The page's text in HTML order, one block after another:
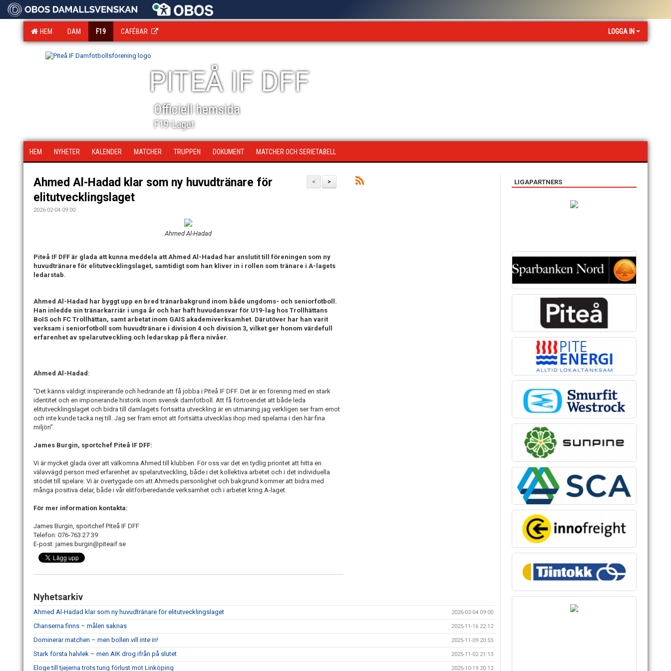
HEM DAM F19 CAFÉBAR LOGGA IN
PITEÅ IF DFF
Officiell hemsida
F19-Laget
HEM NYHETER KALENDER MATCHER TRUPPEN DOKUMENT MATCHER OCH SERIETABELL
>
<
Ahmed Al-Hadad klar som ny huvudtränare för
elitutvecklingslaget
2026-02-04 09:00
Ahmed Al-Hadad
Piteå IF DFF är glada att kunna meddela att Ahmed Al-Hadad har anslutit till föreningen som ny
huvudtränare för elitutvecklingslaget, samtidigt som han kliver in i rollen som tränare i A-lagets
ledarstab.
Ahmed Al-Hadad har byggt upp en bred tränarbakgrund inom både ungdoms- och seniorfotboll.
Han inledde sin tränarkarriär i unga år och har haft huvudansvar för U19-lag hos Trollhättans
BoIS och FC Trollhättan, samt arbetat inom GAIS akademiverksamhet. Därutöver har han varit
verksam i seniorfotboll som huvudtränare i division 4 och division 3, vilket ger honom värdefull
erfarenhet av spelarutveckling och ledarskap på flera nivåer.
Ahmed Al-Hadad:
”Det känns väldigt inspirerande och hedrande att få jobba i Piteå IF DFF. Det är en förening med en stark
identitet och en imponerande historik inom svensk damfotboll. Att få förtroendet att både leda
elitutvecklingslaget och bidra till damlagets fortsatta utveckling är en utmaning jag verkligen ser fram emot
och inte kunde tacka nej till. Jag ser fram emot att fortsätta utvecklas ihop med spelarna i den här fina
miljön”.
James Burgin, sportchef Piteå IF DFF:
Vi är mycket glada över att välkomna Ahmed till klubben. För oss var det en tydlig prioritet att hitta en
välavvägd person med erfarenhet av spelarutveckling, både i det kollektiva arbetet och i det individuella
stödet till spelare. Vi är övertygade om att Ahmeds personlighet och bakgrund kommer att bidra med
många positiva delar, både i vår elitförberedande verksamhet och i arbetet kring A-laget.
För mer information kontakta:
James Burgin, sportchef Piteå IF DFF
Telefon: 076-763 27 39
E-post: james.burgin@piteaif.se
Nyhetsarkiv
Ahmed Al-Hadad klar som ny huvudtränare för elitutvecklingslaget 2026-02-04 09:00
Chanserna finns – målen saknas 2025-11-16 22:12
Dominerar matchen – men bollen vill inte in! 2025-11-09 20:55
Stark första halvlek – men AIK drog ifrån på slutet 2025-11-02 21:13
Eloge till tjejerna trots tung förlust mot Linköping 2025-10-19 20:12
LIGAPARTNERS